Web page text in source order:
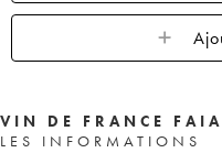
VIN DE FRANCE
LES INFORMATIONS